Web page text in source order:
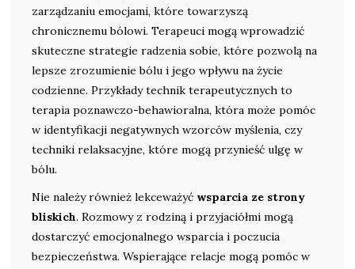
zarządzaniu emocjami, które towarzyszą
chronicznemu bólowi. Terapeuci mogą wprowadzić
skuteczne strategie radzenia sobie, które pozwolą na
lepsze zrozumienie bólu i jego wpływu na życie
codzienne. Przykłady technik terapeutycznych to
terapia poznawczo-behawioralna, która może pomóc
w identyfikacji negatywnych wzorców myślenia, czy
techniki relaksacyjne, które mogą przynieść ulgę w
bólu.
Nie należy również lekceważyć wsparcia ze strony
bliskich. Rozmowy z rodziną i przyjaciółmi mogą
dostarczyć emocjonalnego wsparcia i poczucia
bezpieczeństwa. Wspierające relacje mogą pomóc w